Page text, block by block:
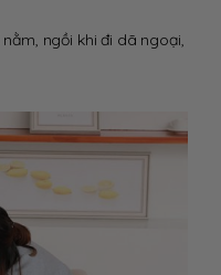
ngồi khi đi dã ngoại,